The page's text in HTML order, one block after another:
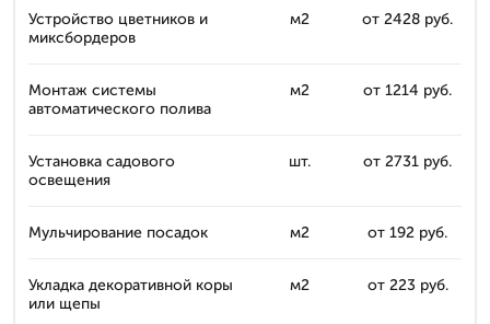
Устройство цветников и
миксбордеров
м2 от 2428 руб.
Монтаж системы
автоматического полива
м2 от 1214 руб.
Установка садового
освещения
шт. от 2731 руб.
Мульчирование посадок м2 от 192 руб.
Укладка декоративной коры
или щепы
м2 от 223 руб.